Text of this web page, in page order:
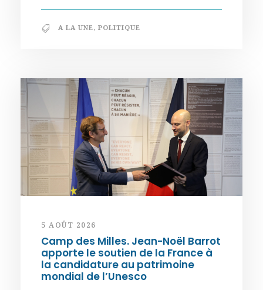
A LA UNE, POLITIQUE
5 AOÛT 2026
Camp des Milles. Jean-Noël Barrot
apporte le soutien de la France à
la candidature au patrimoine
mondial de l’Unesco